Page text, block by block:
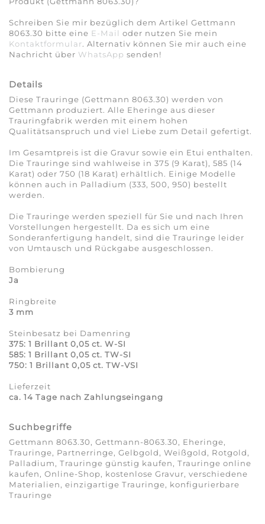
Schreiben Sie mir bezüglich dem Artikel Gettmann
8063.30 bitte eine E-Mail oder nutzen Sie mein
Kontaktformular. Alternativ können Sie mir auch eine
Nachricht über WhatsApp senden!
Details
Diese Trauringe (Gettmann 8063.30) werden von
Gettmann produziert. Alle Eheringe aus dieser
Trauringfabrik werden mit einem hohen
Qualitätsanspruch und viel Liebe zum Detail gefertigt.
Im Gesamtpreis ist die Gravur sowie ein Etui enthalten.
Die Trauringe sind wahlweise in 375 (9 Karat), 585 (14
Karat) oder 750 (18 Karat) erhältlich. Einige Modelle
können auch in Palladium (333, 500, 950) bestellt
werden.
Die Trauringe werden speziell für Sie und nach Ihren
Vorstellungen hergestellt. Da es sich um eine
Sonderanfertigung handelt, sind die Trauringe leider
von Umtausch und Rückgabe ausgeschlossen.
Bombierung
Ja
Ringbreite
3 mm
Steinbesatz bei Damenring
375: 1 Brillant 0,05 ct. W-SI
585: 1 Brillant 0,05 ct. TW-SI
750: 1 Brillant 0,05 ct. TW-VSI
Lieferzeit
ca. 14 Tage nach Zahlungseingang
Suchbegriffe
Gettmann 8063.30, Gettmann-8063.30, Eheringe,
Trauringe, Partnerringe, Gelbgold, Weißgold, Rotgold,
Palladium, Trauringe günstig kaufen, Trauringe online
kaufen, Online-Shop, kostenlose Gravur, verschiedene
Materialien, einzigartige Trauringe, konfigurierbare
Trauringe